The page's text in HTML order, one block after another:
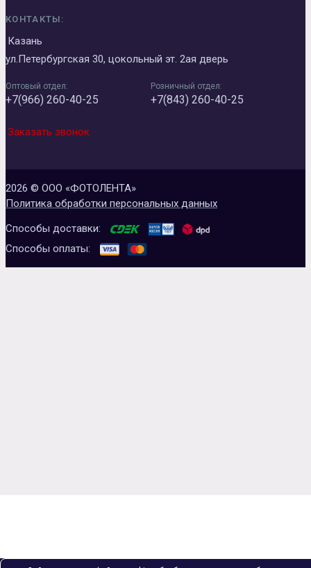
КОНТАКТЫ:
Казань
ул.Петербургская 30, цокольный эт. 2ая дверь
Оптовый отдел:
+7(966) 260-40-25
Розничный отдел:
+7(843) 260-40-25
Заказать звонок
2026 © ООО «ФОТОЛЕНТА»
Политика обработки персональных данных
Способы доставки:
Способы оплаты: